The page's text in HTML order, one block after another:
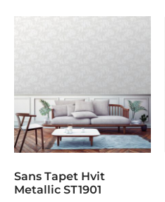
Sans Tapet Hvit
Metallic ST1901